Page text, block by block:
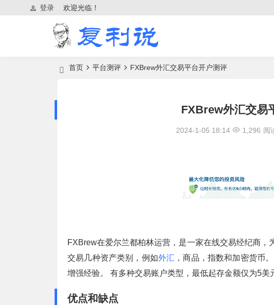
欢迎光临！
登录
首页 平台测评 FXBrew外汇交易平台开户测评
FXBrew外汇交易
2024-1-05 18:14 1,296 阅
FXBrew在爱尔兰都柏林运营，是一家在线交易经纪商
交易几种资产类别，例如外汇 ，商品，指数和加密货币
增强经验。 有多种交易账户类型，最低起存金额仅为5美
优点和缺点